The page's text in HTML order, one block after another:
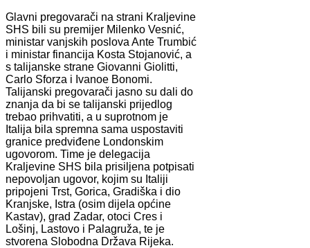
Glavni pregovarači na strani Kraljevine
SHS bili su premijer Milenko Vesnić,
ministar vanjskih poslova Ante Trumbić
i ministar financija Kosta Stojanović, a
s talijanske strane Giovanni Giolitti,
Carlo Sforza i Ivanoe Bonomi.
Talijanski pregovarači jasno su dali do
znanja da bi se talijanski prijedlog
trebao prihvatiti, a u suprotnom je
Italija bila spremna sama uspostaviti
granice predviđene Londonskim
ugovorom. Time je delegacija
Kraljevine SHS bila prisiljena potpisati
nepovoljan ugovor, kojim su Italiji
pripojeni Trst, Gorica, Gradiška i dio
Kranjske, Istra (osim dijela općine
Kastav), grad Zadar, otoci Cres i
Lošinj, Lastovo i Palagruža, te je
stvorena Slobodna Država Rijeka.